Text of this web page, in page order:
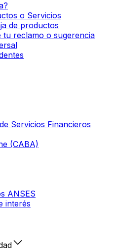
o Servicios
de productos
tu reclamo o sugerencia
Servicios Financieros
(CABA)
ANSES
interés